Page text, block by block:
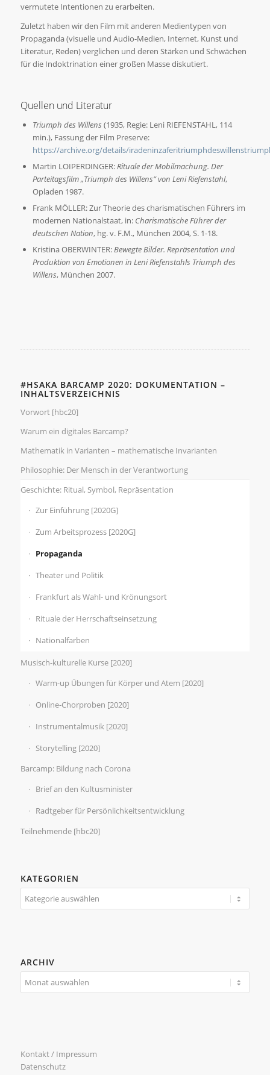
vermutete Intentionen zu erarbeiten.
Zuletzt haben wir den Film mit anderen Medientypen von
Propaganda (visuelle und Audio-Medien, Internet, Kunst und
Literatur, Reden) verglichen und deren Stärken und Schwächen
für die Indoktrination einer großen Masse diskutiert.
Quellen und Literatur
Triumph des Willens (1935, Regie: Leni RIEFENSTAHL, 114
min.), Fassung der Film Preserve:
https://archive.org/details/
Martin LOIPERDINGER:Rituale der Mobilmachung. Der
Parteitagsfilm „Triumph des Willens“ von Leni Riefenstahl,
Opladen 1987.
Frank MÖLLER: Zur Theorie des charismatischen Führers im
modernen Nationalstaat, in: Charismatische Führer der
deutschen Nation, hg. v. F.M., München 2004, S. 1-18.
Kristina OBERWINTER:Bewegte Bilder. Repräsentation und
Produktion von Emotionen in Leni Riefenstahls Triumph des
Willens, München 2007.
#HSAKA BARCAMP 2020: DOKUMENTATION –
INHALTSVERZEICHNIS
Vorwort [hbc20]
Warum ein digitales Barcamp?
Mathematik in Varianten – mathematische Invarianten
Philosophie: Der Mensch in der Verantwortung
Geschichte: Ritual, Symbol, Repräsentation
Zur Einführung [2020G]
Zum Arbeitsprozess [2020G]
Propaganda
Theater und Politik
Frankfurt als Wahl- und Krönungsort
Rituale der Herrschaftseinsetzung
Nationalfarben
Musisch-kulturelle Kurse [2020]
Warm-up Übungen für Körper und Atem [2020]
Online-Chorproben [2020]
Instrumentalmusik [2020]
Storytelling [2020]
Barcamp: Bildung nach Corona
Brief an den Kultusminister
Radtgeber für Persönlichkeitsentwicklung
Teilnehmende [hbc20]
KATEGORIEN
Kategorien
ARCHIV
Kontakt / Impressum
Datenschutz